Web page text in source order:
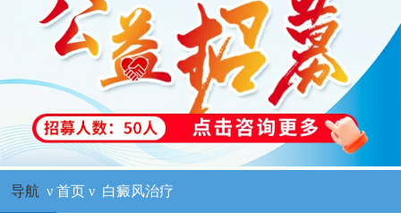
导航 ν 首页ν 白癜风治疗